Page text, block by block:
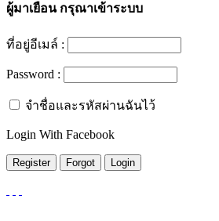
ผู้มาเยือนกรุณาเข้าระบบ
ที่อยู่อีเมล์ :
Password :
จำชื่อและรหัสผ่านฉันไว้
Login With Facebook